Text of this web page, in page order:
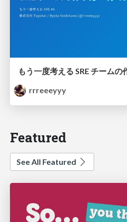
rrreeeyyy
Featured
See All Featured